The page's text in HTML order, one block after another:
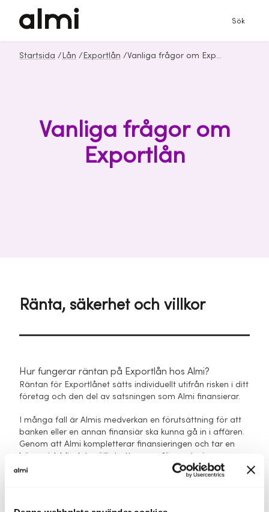
Sök
Startsida / Lån / Exportlån / Vanliga frågor om Exportlån från Almi
Vanliga frågor om
Exportlån
Ränta, säkerhet och villkor
Hur fungerar räntan på Exportlån hos Almi?
Räntan för Exportlånet sätts individuellt utifrån risken i ditt
företag och den del av satsningen som Almi finansierar.
I många fall är Almis medverkan en förutsättning för att
banken eller en annan finansiär ska kunna gå in i affären.
Genom att Almi kompletterar finansieringen och tar en
högre risk blir det möjligt att genomföra satsningar som
annars inte hade blivit av. Det är också anledningen till att
Almis räntor normalt ligger cirka 2–3 procentenheter över